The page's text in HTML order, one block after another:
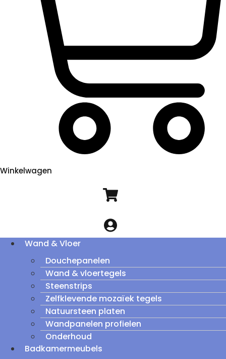
Winkelwagen
Wand & Vloer
Douchepanelen
Wand & vloertegels
Steenstrips
Zelfklevende mozaïek tegels
Natuursteen platen
Wandpanelen profielen
Onderhoud
Badkamermeubels